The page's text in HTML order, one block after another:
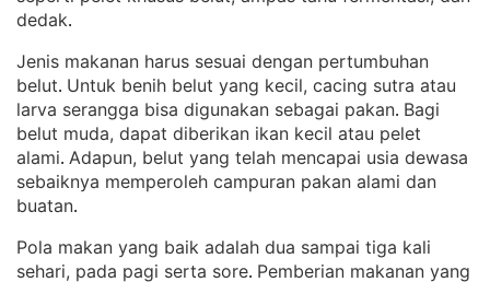
dedak.
Jenis makanan harus sesuai dengan pertumbuhan
belut. Untuk benih belut yang kecil, cacing sutra atau
larva serangga bisa digunakan sebagai pakan. Bagi
belut muda, dapat diberikan ikan kecil atau pelet
alami. Adapun, belut yang telah mencapai usia dewasa
sebaiknya memperoleh campuran pakan alami dan
buatan.
Pola makan yang baik adalah dua sampai tiga kali
sehari, pada pagi serta sore. Pemberian makanan yang